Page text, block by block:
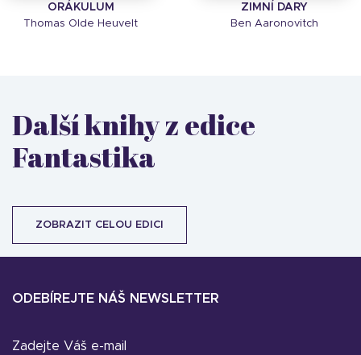
ORÁKULUM
Thomas Olde Heuvelt
ZIMNÍ DARY
Ben Aaronovitch
Další knihy z edice
Fantastika
ZOBRAZIT CELOU EDICI
ODEBÍREJTE NÁŠ NEWSLETTER
Zadejte Váš e-mail